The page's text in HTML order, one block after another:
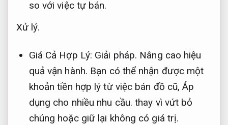
so với việc tự bán.
Xử lý.
Giá Cả Hợp Lý: Giải pháp. Nâng cao hiệu
quả vận hành. Bạn có thể nhận được một
khoản tiền hợp lý từ việc bán đồ cũ,Áp
dụng cho nhiều nhu cầu. thay vì vứt bỏ
chúng hoặc giữ lại không có giá trị.